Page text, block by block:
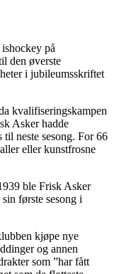
på
den øverste
i jubileumsskriftet
kvalifiseringskampen
Asker hadde
til neste sesong. For 66
eller kunstfrosne
ble Frisk Asker
første sesong i
kjøpe nye
og annen
som ”har fått